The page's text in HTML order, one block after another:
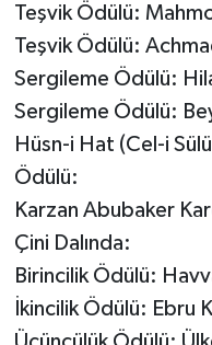
Teşvik Ödülü:
Teşvik Ödülü:
Sergileme Ödülü:
Sergileme Ödülü:
Hüsn-i Hat (Cel-i
Ödülü:
Karzan Abubaker
Çini Dalında:
Birincilik Ödülü:
İkincilik Ödülü: Ebru